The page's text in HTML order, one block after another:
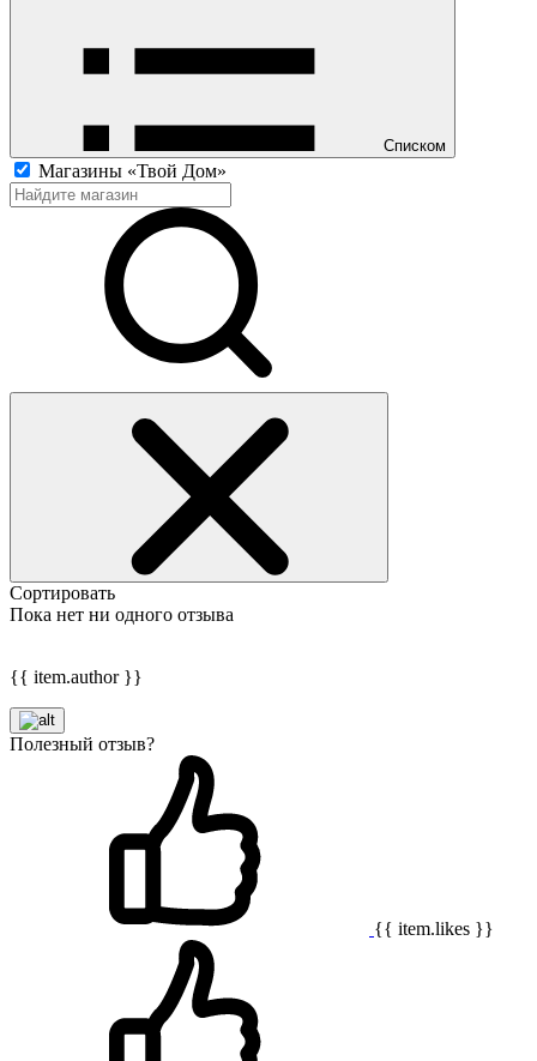
Списком
Магазины «Твой Дом»
Сортировать
Пока нет ни одного отзыва
{{ item.author }}
Полезный отзыв?
{{ item.likes }}